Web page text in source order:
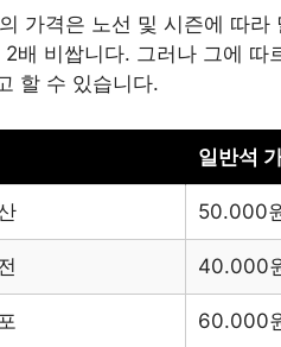
가격은 노선 및 시즌에 따
2배 비쌉니다. 그러나 그에
할 수 있습니다.
일반석
50.000
40.000
60.000